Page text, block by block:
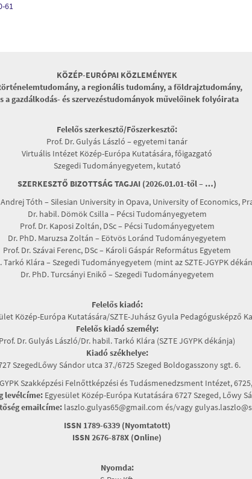
61
KÖZÉP-EURÓPAI KÖZLEMÉNYEK
a regionális tudomány, a földrajztudomány,
a gazdálkodás- és szervezéstudományok művelőinek folyóirata
Felelős szerkesztő/Főszerkesztő:
Prof. Dr. Gulyás László – egyetemi tanár
Virtuális Intézet Közép-Európa Kutatására, főigazgató
Szegedi Tudományegyetem, kutató
SZERKESZTŐ BIZOTTSÁG TAGJAI (2026.01.01-től – …)
Tóth – Silesian University in Opava, University of Economics,
Dr. habil. Dömök Csilla – Pécsi Tudományegyetem
Prof. Dr. Kaposi Zoltán, DSc – Pécsi Tudományegyetem
Dr. PhD. Maruzsa Zoltán – Eötvös Loránd Tudományegyetem
Prof. Dr. Szávai Ferenc, DSc – Károli Gáspár Református Egyetem
Tarkó Klára – Szegedi Tudományegyetem (mint az SZTE-JGYPK
Dr. PhD. Turcsányi Enikő – Szegedi Tudományegyetem
Felelős kiadó:
Közép-Európa Kutatására/SZTE-Juhász Gyula Pedagógusképző
Felelős kiadó személy:
Prof. Dr. Gulyás László/Dr. habil. Tarkó Klára (SZTE JGYPK dékánja)
Kiadó székhelye:
SzegedLőwy Sándor utca 37./6725 Szeged Boldogasszony sgt. 6.
Szakképzési Felnőttképzési és Tudásmenedzsment Intézet,
levélcíme: Egyesület Közép-Európa Kutatására 6727 Szeged, Lőwy
emailcíme:laszlo.gulyas65@gmail.com és/vagy
ISSN 1789-6339 (Nyomtatott)
ISSN 2676-878X (Online)
Nyomda: